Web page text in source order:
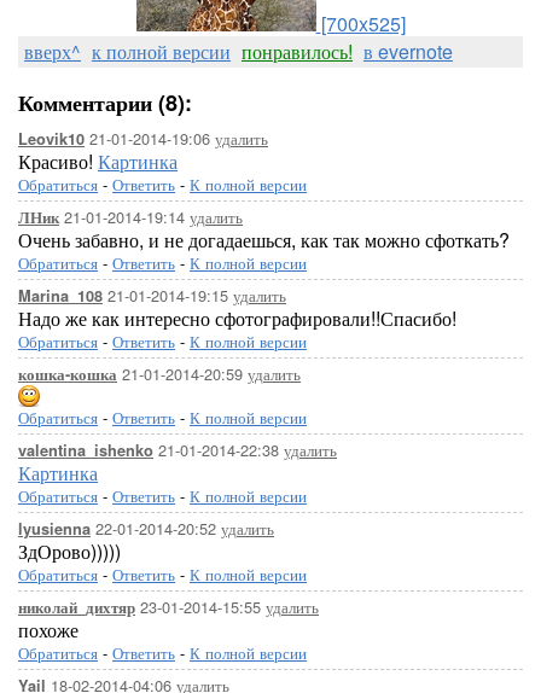
[700x525]
вверх^ к полной версии понравилось! в evernote
Комментарии (8):
Leovik10 21-01-2014-19:06 удалить
Красиво! Картинка
Обратиться - Ответить - К полной версии
ЛНик21-01-2014-19:14 удалить
Очень забавно, и не догадаешься, как так можно сфоткать?
Обратиться - Ответить - К полной версии
Marina_108 21-01-2014-19:15 удалить
Надо же как интересно сфотографировали!!Спасибо!
Обратиться - Ответить - К полной версии
кошка-кошка 21-01-2014-20:59 удалить
Обратиться - Ответить - К полной версии
valentina_ishenko 21-01-2014-22:38 удалить
Картинка
Обратиться - Ответить - К полной версии
lyusienna 22-01-2014-20:52 удалить
ЗдОрово)))))
Обратиться - Ответить - К полной версии
николай_дихтяр 23-01-2014-15:55 удалить
похоже
Обратиться - Ответить - К полной версии
Yail 18-02-2014-04:06 удалить